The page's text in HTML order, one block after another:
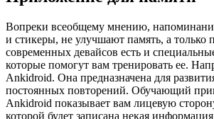
Вопреки всеобщему мнению,
и стикеры, не улучшают память, а только
современных девайсов есть и
которые помогут вам тренировать ее.
Ankidroid. Она предназначена для
постоянных повторений. Обучающий
Ankidroid показывает вам лицевую
которой будет записана некая